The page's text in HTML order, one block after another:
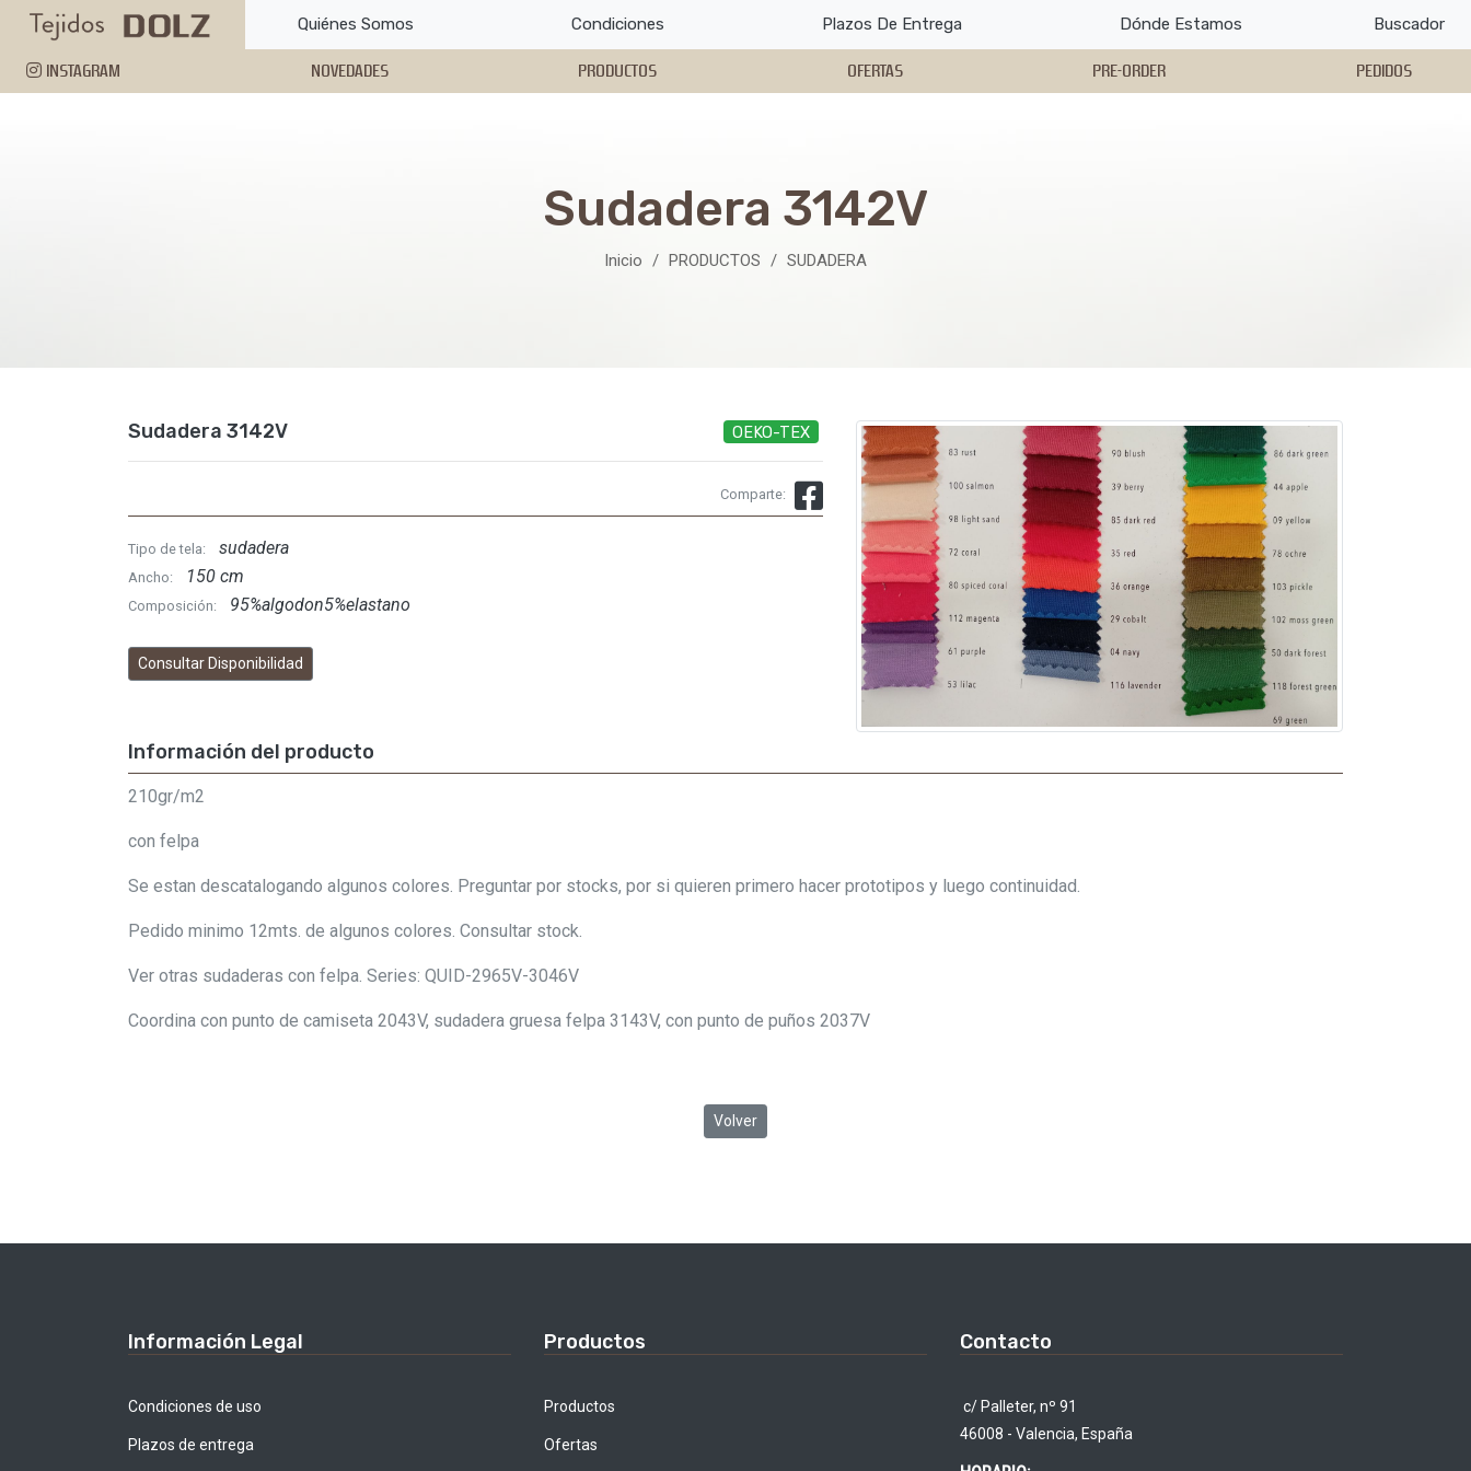
Quiénes Somos Condiciones Plazos De Entrega Dónde Estamos Buscador
INSTAGRAM NOVEDADES PRODUCTOS OFERTAS PRE-ORDER PEDIDOS
Sudadera 3142V
Inicio PRODUCTOS SUDADERA
Sudadera 3142V OEKO-TEX
Comparte:
Tipo de tela: sudadera
Ancho: 150 cm
Composición: 95%algodon5%elastano
Consultar Disponibilidad
Información del producto
210gr/m2
con felpa
Se estan descatalogando algunos colores. Preguntar por stocks, por si quieren primero hacer prototipos y luego continuidad.
Pedido minimo 12mts. de algunos colores. Consultar stock.
Ver otras sudaderas con felpa. Series: QUID-2965V-3046V
Coordina con punto de camiseta 2043V, sudadera gruesa felpa 3143V, con punto de puños 2037V
Volver
Información Legal
Condiciones de uso
Plazos de entrega
Productos
Productos
Ofertas
Contacto
c/ Palleter, nº 91
46008 - Valencia, España